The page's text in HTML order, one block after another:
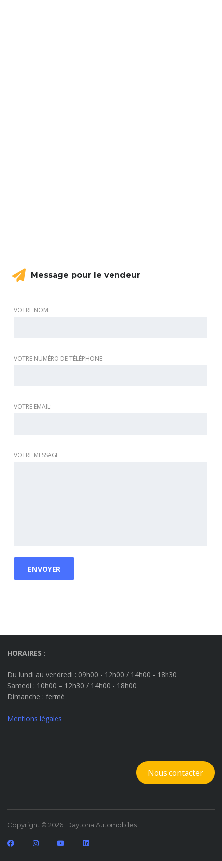
Message pour le vendeur
VOTRE NOM:
VOTRE NUMÉRO DE TÉLÉPHONE:
VOTRE EMAIL:
VOTRE MESSAGE
HORAIRES :
Du lundi au vendredi : 09h00 - 12h00 / 14h00 - 18h30
Samedi : 10h00 – 12h30 / 14h00 - 18h00
Dimanche : fermé
Mentions légales
Nous contacter
Copyright © 2026. Daytona Automobiles